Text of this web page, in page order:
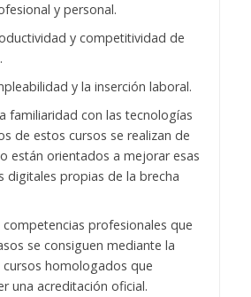
y personal.
y competitividad de
y la inserción laboral.
familiaridad con las tecnologías
de estos cursos se realizan de
están orientados a mejorar esas
digitales propias de la brecha
competencias profesionales que
se consiguen mediante la
homologados que
una acreditación oficial.